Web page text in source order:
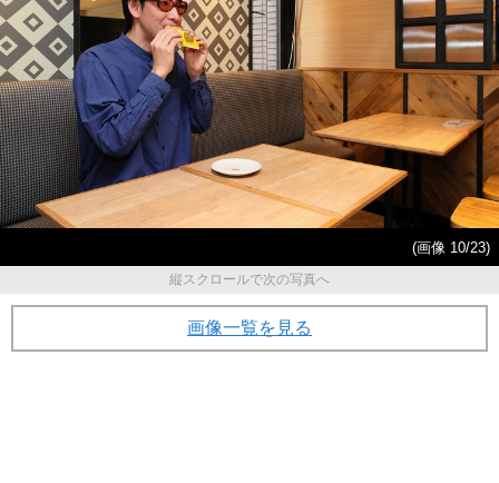
(画像 10/23)
縦スクロールで次の写真へ
画像一覧を見る